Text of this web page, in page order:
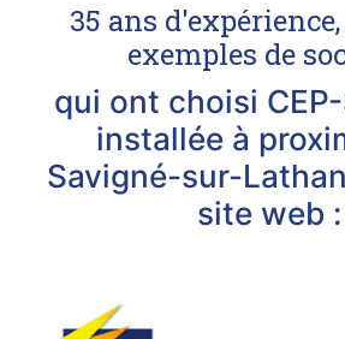
35 ans
exemples de
qui ont choisi CEP-
installée à
Savigné-sur-
site web :